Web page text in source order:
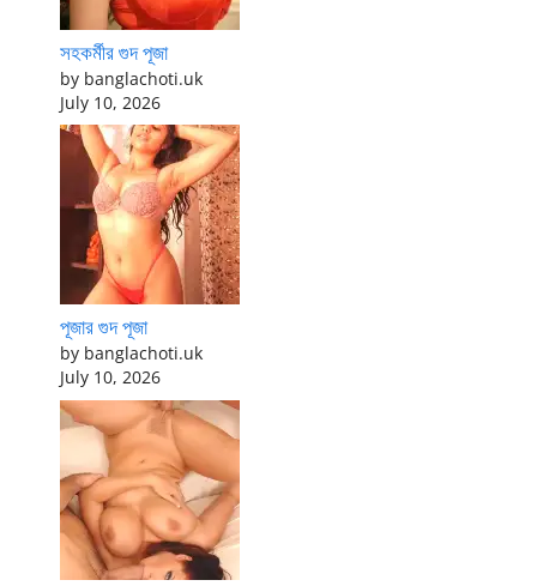
সহকর্মীর গুদ পূজা
by banglachoti.uk
July 10, 2026
পূজার গুদ পূজা
by banglachoti.uk
July 10, 2026